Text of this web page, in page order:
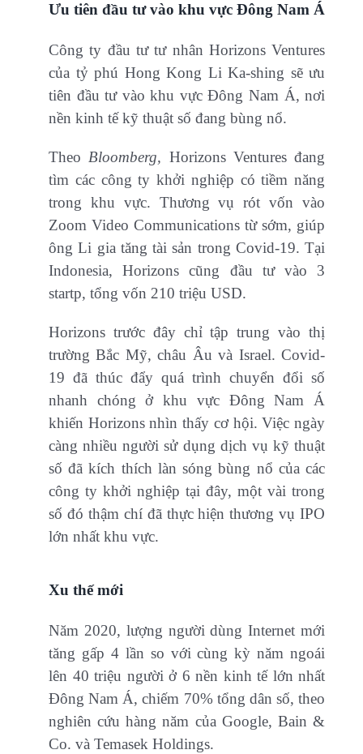
Ưu tiên đầu tư vào khu vực Đông Nam Á
Công ty đầu tư tư nhân Horizons Ventures
của tỷ phú Hong Kong Li Ka-shing sẽ ưu
tiên đầu tư vào khu vực Đông Nam Á, nơi
nền kinh tế kỹ thuật số đang bùng nổ.
TheoBloomberg, Horizons Ventures đang
tìm các công ty khởi nghiệp có tiềm năng
trong khu vực. Thương vụ rót vốn vào
Zoom Video Communications từ sớm, giúp
ông Li gia tăng tài sản trong Covid-19. Tại
Indonesia, Horizons cũng đầu tư vào 3
startp, tổng vốn 210 triệu USD.
Horizons trước đây chỉ tập trung vào thị
trường Bắc Mỹ, châu Âu và Israel. Covid-
19 đã thúc đẩy quá trình chuyển đổi số
nhanh chóng ở khu vực Đông Nam Á
khiến Horizons nhìn thấy cơ hội. Việc ngày
càng nhiều người sử dụng dịch vụ kỹ thuật
số đã kích thích làn sóng bùng nổ của các
công ty khởi nghiệp tại đây, một vài trong
số đó thậm chí đã thực hiện thương vụ IPO
lớn nhất khu vực.
Xu thế mới
Năm 2020, lượng người dùng Internet mới
tăng gấp 4 lần so với cùng kỳ năm ngoái
lên 40 triệu người ở 6 nền kinh tế lớn nhất
Đông Nam Á, chiếm 70% tổng dân số, theo
nghiên cứu hàng năm của Google, Bain &
Co. và Temasek Holdings.